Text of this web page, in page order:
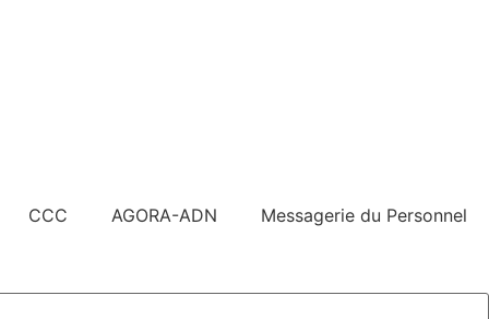
CCC AGORA-ADN Messagerie du Personnel